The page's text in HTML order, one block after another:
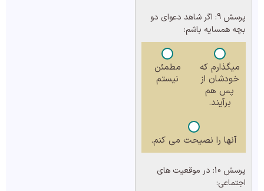
پرسش 9:
اگر شاهد دعوای دو
بچه همسایه باشم:
میگذارم که
خودشان از
پس هم
برآیند.
مطمئن
نیستم
آنها را نصیحت می کنم.
پرسش 10:
در موقعیت های
اجتماعی: